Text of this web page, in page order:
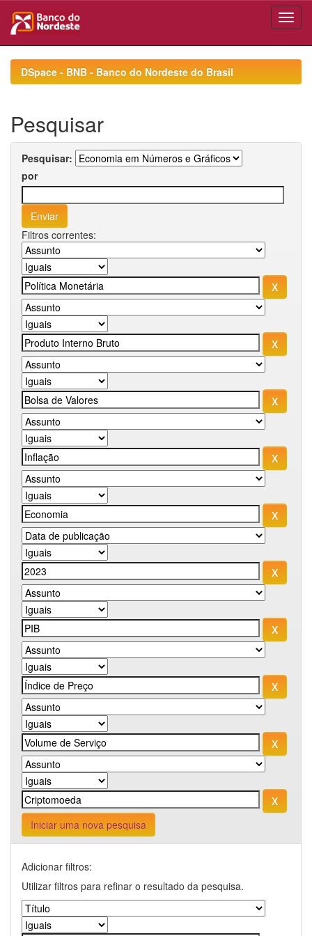
navigationDSpace - BNB - Banco do Nordeste do Brasil
Pesquisar
Pesquisar:
por
Filtros correntes:
Iniciar uma nova pesquisa
Adicionar filtros:
Utilizar filtros para refinar o resultado da pesquisa.